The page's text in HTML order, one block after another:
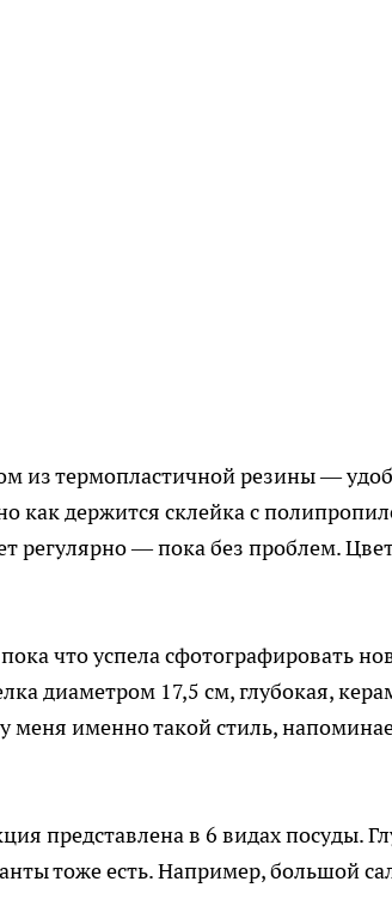
из термопластичной резины —
как держится склейка с
регулярно — пока без проблем.
что успела сфотографировать
диаметром 17,5 см, глубокая,
меня именно такой стиль,
представлена в 6 видах посуды.
тоже есть. Например, большой